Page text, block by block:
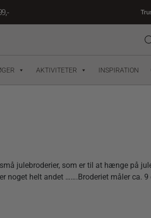
AKTIVITETER INSPIRATION
julebroderier, som er til at hænge på
noget helt andet …….Broderiet måler ca.